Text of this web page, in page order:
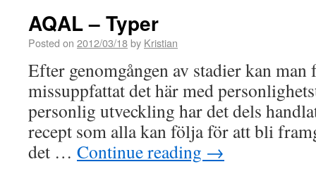
AQAL – Typer
Posted on 2012/03/18by Kristian
Efter genomgången av stadier kan
missuppfattat det här med
personlig utveckling har det dels
recept som alla kan följa för att bli
det … Continue reading →